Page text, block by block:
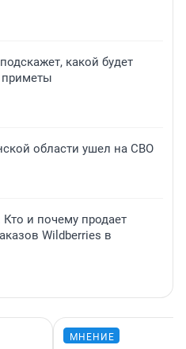
какой будет
области ушел на СВО
и почему продает
Wildberries в
МНЕНИЕ